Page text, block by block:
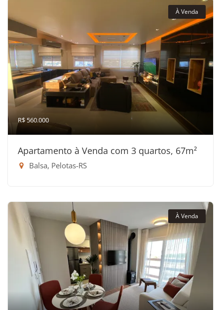
À Venda
R$ 560.000
Apartamento à Venda com 3 quartos, 67m²
Balsa, Pelotas-RS
À Venda